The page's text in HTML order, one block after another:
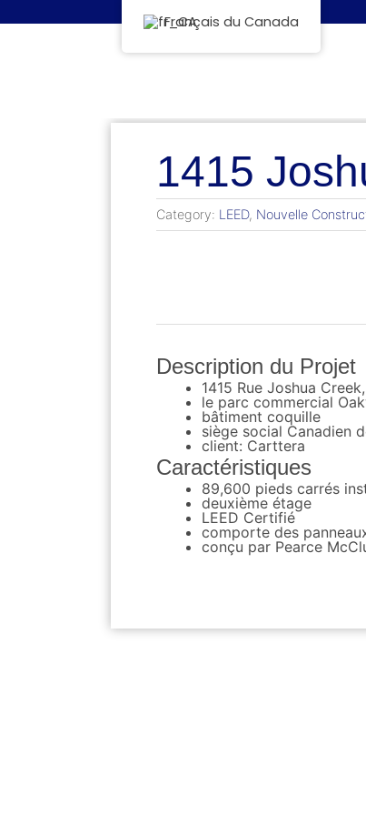
1415
Category: LEED, Nouvelle
Description du Projet
1415 Rue Joshua
le parc commercial
bâtiment coquille
siège social Canadien
client: Carttera
Caractéristiques
89,600 pieds carrés
deuxième étage
LEED Certifié
comporte des
conçu par Pearce
Français du Canada